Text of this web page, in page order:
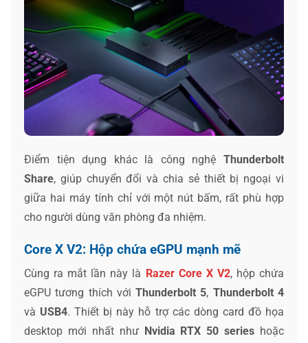
Điểm tiện dụng khác là công nghệ Thunderbolt
Share, giúp chuyển đổi và chia sẻ thiết bị ngoại vi
giữa hai máy tính chỉ với một nút bấm, rất phù hợp
cho người dùng văn phòng đa nhiệm.
Core X V2: Hộp chứa eGPU mạnh mẽ
Cùng ra mắt lần này là Razer Core X V2, hộp chứa
eGPU tương thích vớiThunderbolt 5, Thunderbolt 4
và USB4. Thiết bị này hỗ trợ các dòng card đồ họa
desktop mới nhất như Nvidia RTX 50 series hoặc